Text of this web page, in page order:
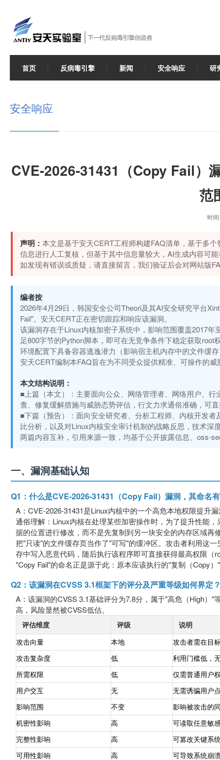
首页 反病毒引擎 新闻 安全响应 研
安全响应
CVE-2026-31431（Copy Fail）
范
时
声明： 本文是基于安天CERT工程师构建FAQ清单，基于多
信息进行人工复核，但基于其中信息量较大，AI生成内容可
如发现有错误或质疑，请直接留言，我们验证后会对网站版
编者按
2026年4月29日，韩国安全公司Theori及其AI安全研究平台
Fail"。安天CERT正在密切跟踪和响应该漏洞。
该漏洞存在于Linux内核加密子系统中，影响范围覆盖2017
足800字节的Python脚本，即可在无竞争条件下稳定获取
环境配置下具备容器逃逸潜力（影响宿主机内存中的文件缓
安天CERT编制本FAQ旨在为不同受众提供精准、可操作的
本文结构说明：
■上篇（本文）：主要面向公众、网络管理者、网络用户、
查、修复缓解措施与威胁态势评估，行文力求通俗准确，可
■下篇（预告）：面向安全研究者、分析工程师、内核开发
比分析，以及对Linux内核安全审计机制的战略反思，技术深
两篇内容互补，引用来源一致，均基于公开披露信息、oss-
一、漏洞基础认知
Q1：什么是CVE-2026-31431（Copy Fail）漏洞，其命名
A：CVE-2026-31431是Linux内核中的一个高危本地权限提升
通俗理解：Linux内核在处理某些加密操作时，为了提升性能
据的位置进行修改，而不是先复制到另一块安全的内存区域
把"只读"的文件缓存页当作了"可写"的缓冲区。攻击者利用这
存中写入恶意代码，随后执行该程序即可直接获得最高权限（
"Copy Fail"的命名正是源于此：原本应该执行的"复制（Copy
Q2：该漏洞在CVSS 3.1框架下的评分及严重等级如何界定
A：该漏洞的CVSS 3.1基础评分为7.8分，属于"高危（High）
高，风险显然被CVSS低估。
评估维度 评级 说明
攻击向量 本地 攻击者需在目
攻击复杂度 低 利用门槛低，
所需权限 低 仅需普通用户
用户交互 无 无需诱骗用户
影响范围 不变 影响被攻击的
机密性影响 高 可读取任意敏
完整性影响 高 可篡改关键系
可用性影响 高 可导致系统崩